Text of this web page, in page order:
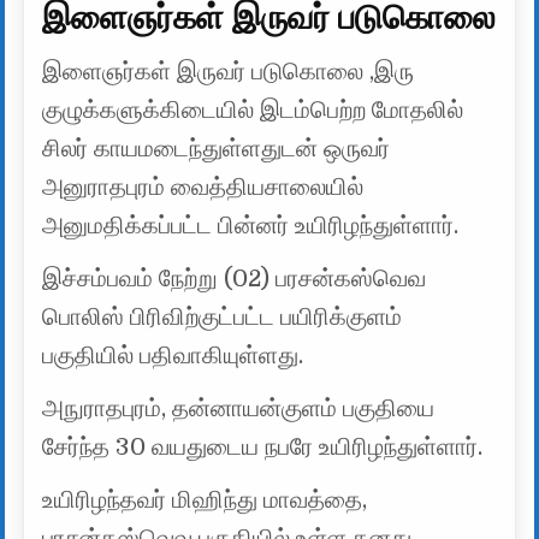
இளைஞர்கள் இருவர் படுகொலை
இளைஞர்கள் இருவர் படுகொலை ,இரு
குழுக்களுக்கிடையில் இடம்பெற்ற மோதலில்
சிலர் காயமடைந்துள்ளதுடன் ஒருவர்
அனுராதபுரம் வைத்தியசாலையில்
அனுமதிக்கப்பட்ட பின்னர் உயிரிழந்துள்ளார்.
இச்சம்பவம் நேற்று (02) பரசன்கஸ்வெவ
பொலிஸ் பிரிவிற்குட்பட்ட பயிரிக்குளம்
பகுதியில் பதிவாகியுள்ளது.
அநுராதபுரம், தன்னாயன்குளம் பகுதியை
சேர்ந்த 30 வயதுடைய நபரே உயிரிழந்துள்ளார்.
உயிரிழந்தவர் மிஹிந்து மாவத்தை,